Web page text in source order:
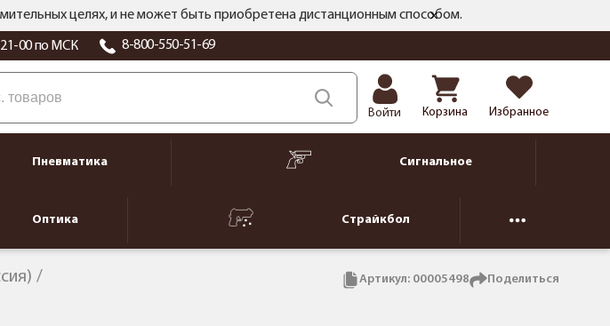
целях, и не может быть приобретена дистанционным способом.
21-00 по МСК 8-800-550-51-69
Войти Корзина Избранное
Пневматика Сигнальное
Оптика Страйкбол
Артикул: 00005498 Поделиться